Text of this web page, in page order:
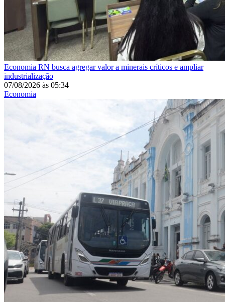
Economia RN busca agregar valor a minerais críticos e ampliar
industrialização
07/08/2026 às 05:34
Economia